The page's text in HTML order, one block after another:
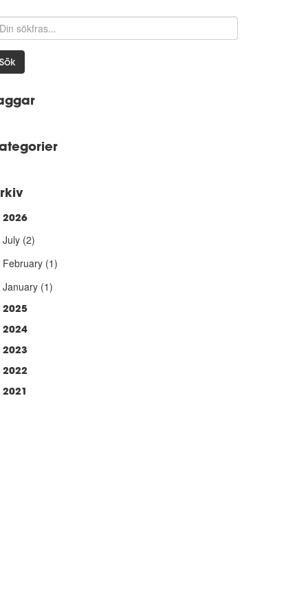
Sök
2026
July (2)
February (1)
January (1)
2025
2024
2023
2022
2021